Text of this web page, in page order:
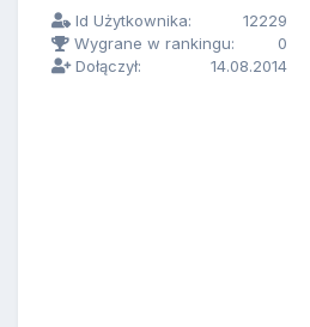
Id Użytkownika:
12229
Wygrane w rankingu:
0
Dołączył:
14.08.2014